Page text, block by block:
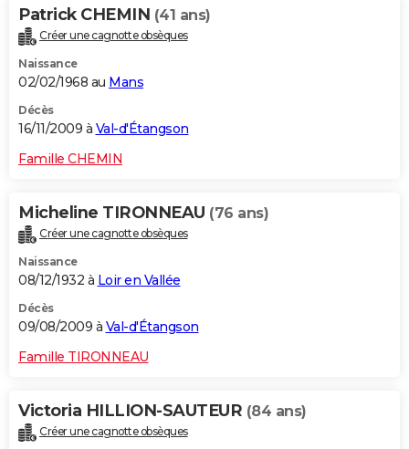
Patrick CHEMIN (41 ans)
Créer une cagnotte obsèques
Naissance
02/02/1968 au Mans
Décès
16/11/2009 à Val-d'Étangson
Famille CHEMIN
Micheline TIRONNEAU (76 ans)
Créer une cagnotte obsèques
Naissance
08/12/1932 à Loir en Vallée
Décès
09/08/2009 à Val-d'Étangson
Famille TIRONNEAU
Victoria HILLION-SAUTEUR (84 ans)
Créer une cagnotte obsèques